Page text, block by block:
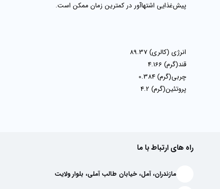
پیش‌غذایی اشتها‌آور در کمترین زمان ممکن است.
انرژی (کالری)89.37
قند(گرم) 4.166
چربی(گرم)0.384
پروتئین(گرم) 4.2
راه های ارتباط با ما
مازندران، آمل، خیابان طالب آملی، بلوار ولایت